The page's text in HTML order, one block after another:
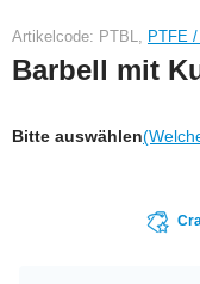
Artikelcode: PTBL, PTFE /
Barbell mit
Bitte auswählen